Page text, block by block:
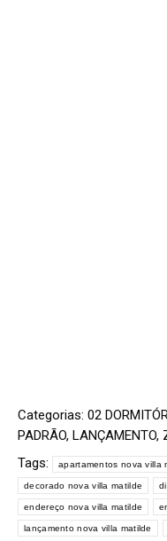
Categorias: 02
PADRÃO, LANÇAMENTO,
Tags:
apartamentos nova villa
decorado nova villa matilde
endereço nova villa matilde
lançamento nova villa matilde